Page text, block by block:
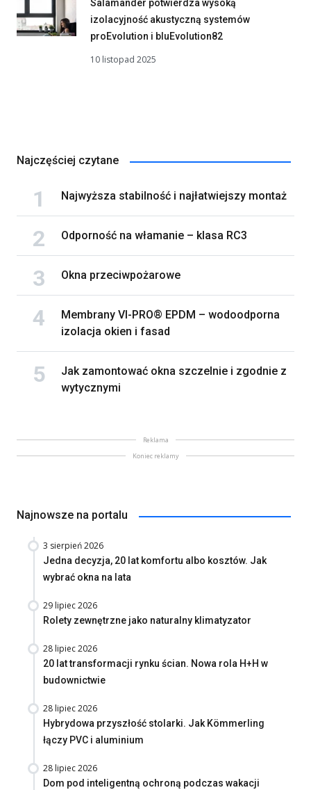
Salamander potwierdza wysoką
izolacyjność akustyczną systemów
proEvolution i bluEvolution82
10 listopad 2025
Najczęściej czytane
Najwyższa stabilność i najłatwiejszy montaż
Odporność na włamanie – klasa RC3
Okna przeciwpożarowe
Membrany VI-PRO® EPDM – wodoodporna
izolacja okien i fasad
Jak zamontować okna szczelnie i zgodnie z
wytycznymi
Reklama
Koniec reklamy
Najnowsze na portalu
3 sierpień 2026
Jedna decyzja, 20 lat komfortu albo kosztów. Jak
wybrać okna na lata
29 lipiec 2026
Rolety zewnętrzne jako naturalny klimatyzator
28 lipiec 2026
20 lat transformacji rynku ścian. Nowa rola H+H w
budownictwie
28 lipiec 2026
Hybrydowa przyszłość stolarki. Jak Kömmerling
łączy PVC i aluminium
28 lipiec 2026
Dom pod inteligentną ochroną podczas wakacji